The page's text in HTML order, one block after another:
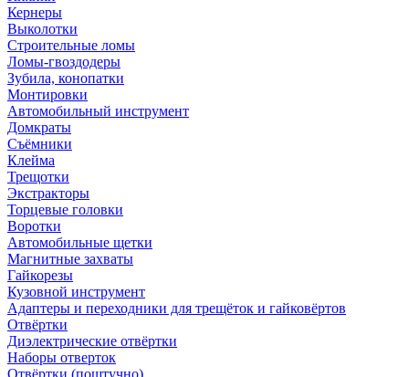
Кернеры
Выколотки
Строительные ломы
Ломы-гвоздодеры
Зубила, конопатки
Монтировки
Автомобильный инструмент
Домкраты
Съёмники
Клейма
Трещотки
Экстракторы
Торцевые головки
Воротки
Автомобильные щетки
Магнитные захваты
Гайкорезы
Кузовной инструмент
Адаптеры и переходники для трещёток и гайковёртов
Отвёртки
Диэлектрические отвёртки
Наборы отверток
Отвёртки (поштучно)